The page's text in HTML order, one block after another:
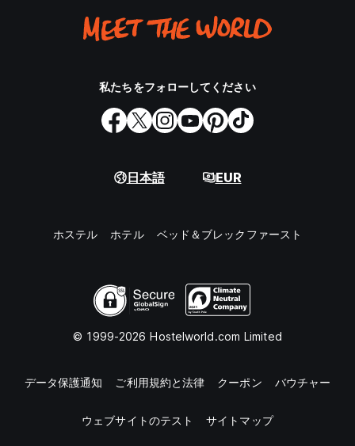
私たちをフォローしてください
日本語 EUR
ホステル ホテル ベッド＆ブレックファースト
© 1999-2026 Hostelworld.com Limited
データ保護通知 ご利用規約と法律 クーポン バウチャー
ウェブサイトのテスト サイトマップ